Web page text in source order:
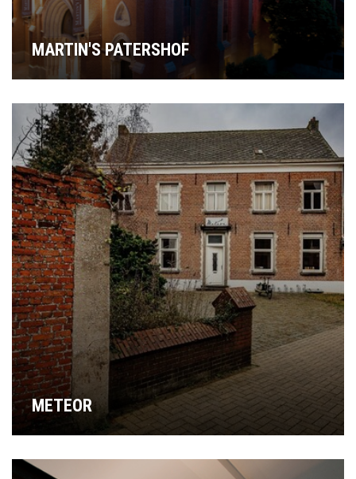
MARTIN'S PATERSHOF
METEOR